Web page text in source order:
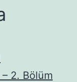
– 2. Bölüm